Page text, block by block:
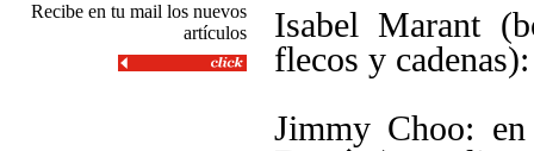
Recibe en tu mail los nuevos
artículos
Isabel Marant
flecos y
Jimmy Choo: